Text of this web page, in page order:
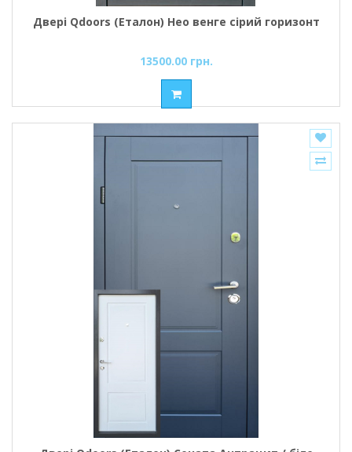
Двері Qdoors (Еталон) Нео венге сірий горизонт
13500.00 грн.